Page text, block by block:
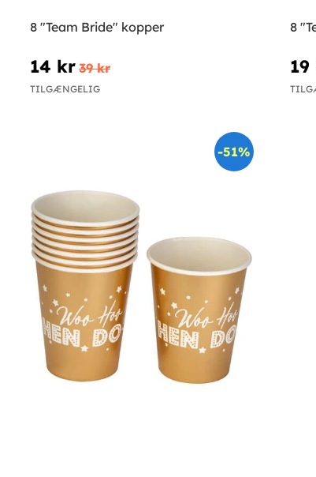
8 "Team Bride" kopper
14 kr 39 kr
TILGÆNGELIG
8
-51%